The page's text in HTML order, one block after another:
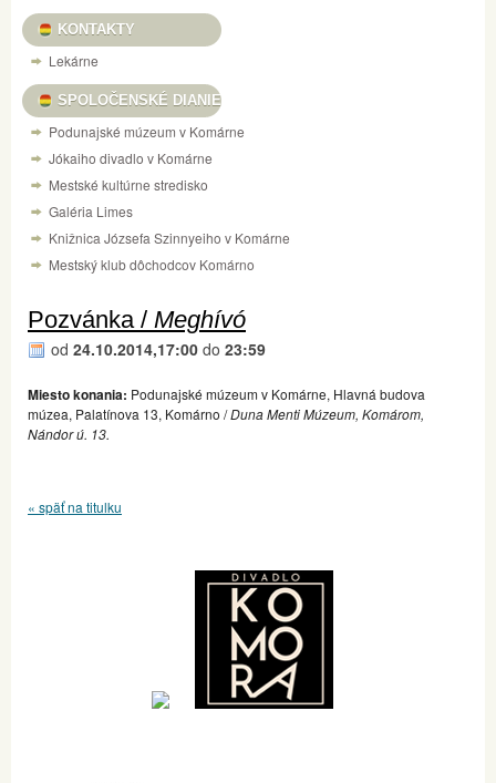
KONTAKTY
Lekárne
SPOLOČENSKÉ DIANIE
Podunajské múzeum v Komárne
Jókaiho divadlo v Komárne
Mestské kultúrne stredisko
Galéria Limes
Knižnica Józsefa Szinnyeiho v Komárne
Mestský klub dôchodcov Komárno
Pozvánka / Meghívó
od 24.10.2014,17:00 do 23:59
Miesto konania: Podunajské múzeum v Komárne, Hlavná budova
múzea, Palatínova 13, Komárno /Duna Menti Múzeum, Komárom,
Nándor ú. 13.
« späť na titulku